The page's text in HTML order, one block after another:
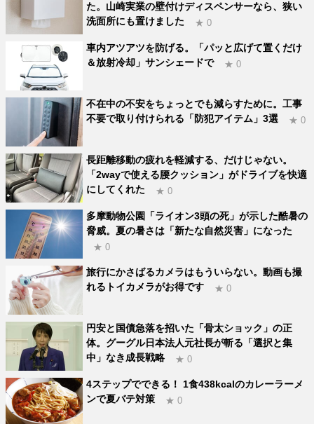
た。山崎実業の壁付けディスペンサーなら、狭い
洗面所にも置けました
★ 0
車内アツアツを防げる。「パッと広げて置くだけ
＆放射冷却」サンシェードで
★ 0
不在中の不安をちょっとでも減らすために。工事
不要で取り付けられる「防犯アイテム」3選
★ 0
長距離移動の疲れを軽減する、だけじゃない。
「2wayで使える腰クッション」がドライブを快適
にしてくれた
★ 0
多摩動物公園「ライオン3頭の死」が示した酷暑の
脅威。夏の暑さは「新たな自然災害」になった
★ 0
旅行にかさばるカメラはもういらない。動画も撮
れるトイカメラがお得です
★ 0
円安と国債急落を招いた「骨太ショック」の正
体。グーグル日本法人元社長が斬る「選択と集
中」なき成長戦略
★ 0
4ステップでできる！ 1食438kcalのカレーラーメ
ンで夏バテ対策
★ 0